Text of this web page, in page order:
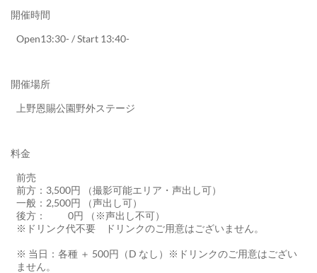
開催時間
Open13:30- / Start 13:40-
開催場所
上野恩賜公園野外ステージ
料金
前売
前方：3,500円 （撮影可能エリア・声出し可）
一般：2,500円 （声出し可）
後方： 0円 （※声出し不可）
※ドリンク代不要 ドリンクのご用意はございません。
※ 当日：各種 ＋ 500円（D なし）※ドリンクのご用意はござい
ません。